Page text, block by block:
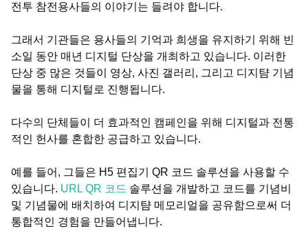
전투 참전용사들의 이야기는 들려야 합니다.
그래서 기관들은 용사들의 기억과 희생을 유지하기 위해 빈
소일 동안 매년 디지털 단상을 개최하고 있습니다. 이러한
단상 중 많은 것들이 영상, 사진 갤러리, 그리고 디지턈 기념
물을 통해 디지털로 진행됩니다.
다수의 단체들이 더 효과적인 캠페인을 위해 디지털과 전통
적인 헌사를 혼합한 공급하고 있습니다.
예를 들어, 그들은 H5 편집기 QR 코드 솔루션을 사용할 수
있습니다. URL QR 코드 솔루션을 개발하고 코드를 기념비
및 기념물에 배치하여 디지턈 메모리얼을 공유함으로써 더
통합적인 경험을 만들어냅니다.